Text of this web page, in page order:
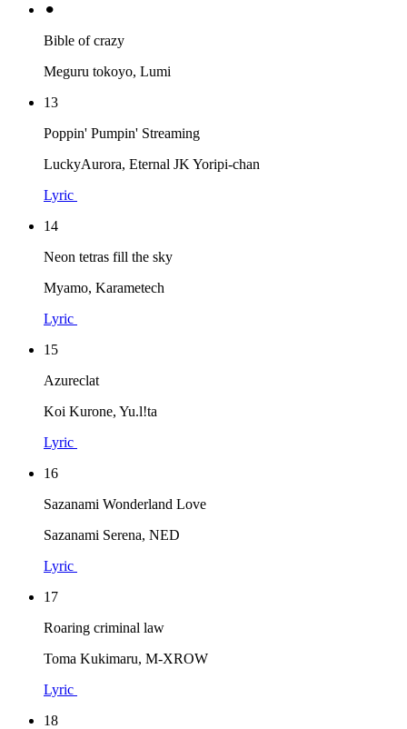
⚫︎
Bible of crazy
Meguru tokoyo, Lumi
13
Poppin' Pumpin' Streaming
LuckyAurora, Eternal JK Yoripi-chan
Lyric
14
Neon tetras fill the sky
Myamo, Karametech
Lyric
15
Azureclat
Koi Kurone, Yu.l!ta
Lyric
16
Sazanami Wonderland Love
Sazanami Serena, NED
Lyric
17
Roaring criminal law
Toma Kukimaru, M-XROW
Lyric
18